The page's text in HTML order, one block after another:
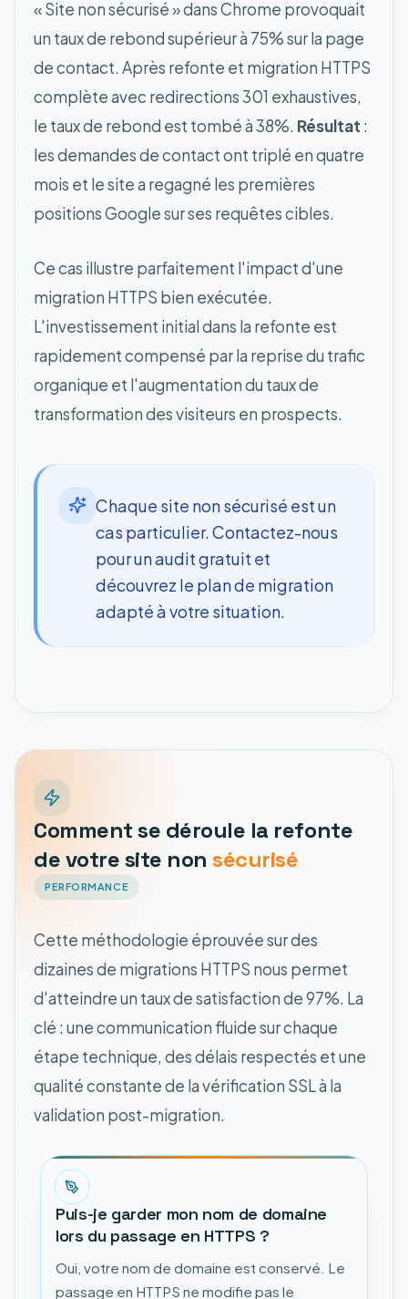
« Site non sécurisé » dans Chrome provoquait
un taux de rebond supérieur à 75% sur la page
de contact. Après refonte et migration HTTPS
complète avec redirections 301 exhaustives,
le taux de rebond est tombé à 38%. Résultat :
les demandes de contact ont triplé en quatre
mois et le site a regagné les premières
positions Google sur ses requêtes cibles.
Ce cas illustre parfaitement l'impact d'une
migration HTTPS bien exécutée.
L'investissement initial dans la refonte est
rapidement compensé par la reprise du trafic
organique et l'augmentation du taux de
transformation des visiteurs en prospects.
Chaque site non sécurisé est un
cas particulier. Contactez-nous
pour un audit gratuit et
découvrez le plan de migration
adapté à votre situation.
Comment se déroule la refonte
de votre site non sécurisé
PERFORMANCE
Cette méthodologie éprouvée sur des
dizaines de migrations HTTPS nous permet
d'atteindre un taux de satisfaction de 97%. La
clé : une communication fluide sur chaque
étape technique, des délais respectés et une
qualité constante de la vérification SSL à la
validation post-migration.
Puis-je garder mon nom de domaine
lors du passage en HTTPS ?
Oui, votre nom de domaine est conservé. Le
passage en HTTPS ne modifie pas le